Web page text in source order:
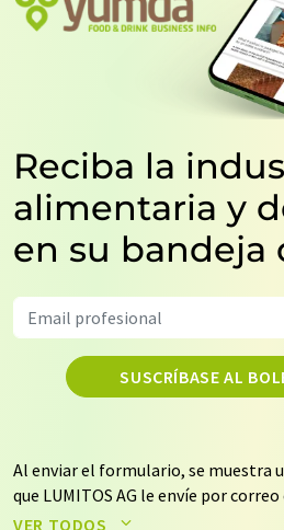
Reciba la
alimentaria y
en su bandeja
SUSCRÍBASE AL
Al enviar el formulario, se muestra
que LUMITOS AG le envíe por
boletín o boletines seleccionados
VER TODOS